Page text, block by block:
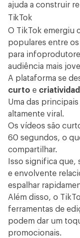
ajuda a construir
TikTok
O TikTok emergiu
populares entre os
para
audiência mais
A plataforma se
curto e
Uma das
altamente viral.
Os vídeos são
60 segundos, o
compartilhar.
Isso significa que,
e envolvente
espalhar
Além disso, o
ferramentas de
podem dar um
promocionais.